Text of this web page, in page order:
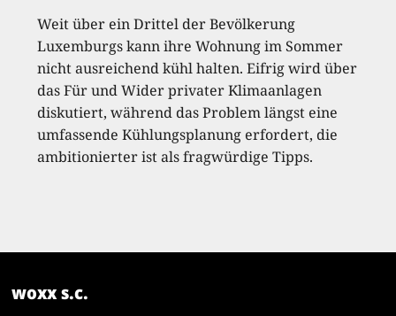
Weit über ein Drittel der Bevölkerung
Luxemburgs kann ihre Wohnung im Sommer
nicht ausreichend kühl halten. Eifrig wird über
das Für und Wider privater Klimaanlagen
diskutiert, während das Problem längst eine
umfassende Kühlungsplanung erfordert, die
ambitionierter ist als fragwürdige Tipps.
woxx s.c.